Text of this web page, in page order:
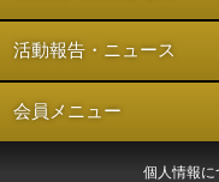
活動報告・ニュース
会員メニュー
個人情報に